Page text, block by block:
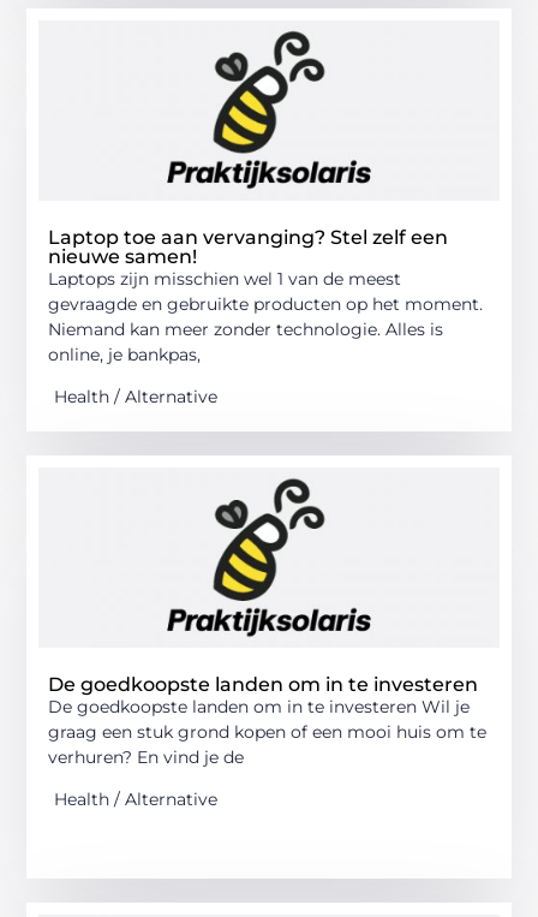
Laptop toe aan vervanging? Stel zelf een
nieuwe samen!
Laptops zijn misschien wel 1 van de meest
gevraagde en gebruikte producten op het moment.
Niemand kan meer zonder technologie. Alles is
online, je bankpas,
Health / Alternative
De goedkoopste landen om in te investeren
De goedkoopste landen om in te investeren Wil je
graag een stuk grond kopen of een mooi huis om te
verhuren? En vind je de
Health / Alternative